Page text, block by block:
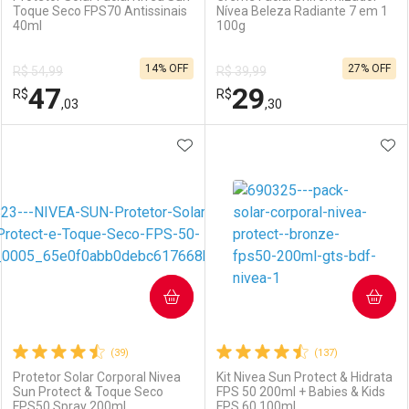
Comprar sem Desconto
Por R$ 28,41/cada
Comprar sem Desconto
Por R$ 28,41/cada
Comprar sem Desconto
Por R$ 35,27/cada
Comprar sem Desconto
Por R$ 35,27/cada
Toque Seco FPS70 Antissinais
40ml
R$ 54,99
R$47,03
14% OFF
Laboratório
Por Menos
Nívea Beleza Radiante 7 em 1
100g
R$ 39,99
R$29,30
27% OFF
Laboratório
Por Menos
(39)
Protetor Solar Corporal Nivea
Sun Protect & Toque Seco
ADICIONAR AOS FAVORITOS
COMPRAR
(137)
Kit Nivea Sun Protect & Hidrata
FPS 50 200ml + Babies & Kids
COMPRAR